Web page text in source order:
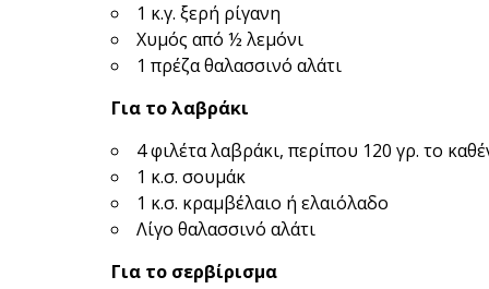
1 κ.γ. ξερή ρίγανη
Χυμός από ½ λεμόνι
1 πρέζα θαλασσινό αλάτι
Για το λαβράκι
4 φιλέτα λαβράκι, περίπου 120 γρ. το
1 κ.σ. σουμάκ
1 κ.σ. κραμβέλαιο ή ελαιόλαδο
Λίγο θαλασσινό αλάτι
Για το σερβίρισμα